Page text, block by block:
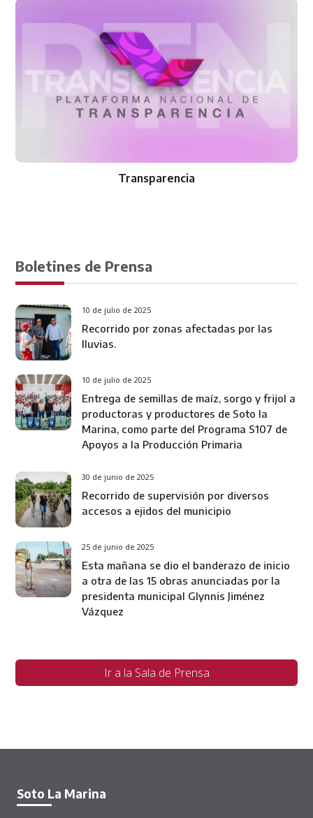
Transparencia
Boletines de Prensa
10 de julio de 2025
Recorrido por zonas afectadas por las
lluvias.
10 de julio de 2025
Entrega de semillas de maíz, sorgo y frijol a
productoras y productores de Soto la
Marina, como parte del Programa S107 de
Apoyos a la Producción Primaria
30 de junio de 2025
Recorrido de supervisión por diversos
accesos a ejidos del municipio
25 de junio de 2025
Esta mañana se dio el banderazo de inicio
a otra de las 15 obras anunciadas por la
presidenta municipal Glynnis Jiménez
Vázquez
Ir a la Sala de Prensa
Soto La Marina